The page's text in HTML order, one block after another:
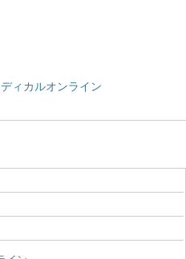
ディカルオンライン